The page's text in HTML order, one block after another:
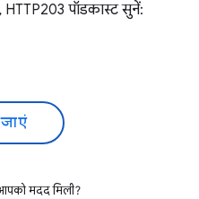
HTTP203 पॉडकास्ट सुनें:
मदद मिली?